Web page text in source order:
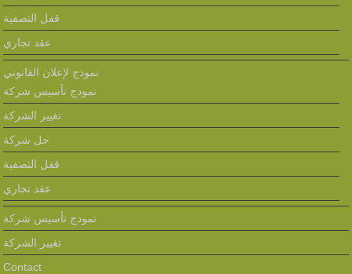
قفل التصفية
عقد تجاري
نموذج لإعلان القانوني
نمودج تأسيس شركة
تغيير الشركة
حل شركة
قفل التصفية
عقد تجاري
نمودج تأسيس شركة
تغيير الشركة
Contact